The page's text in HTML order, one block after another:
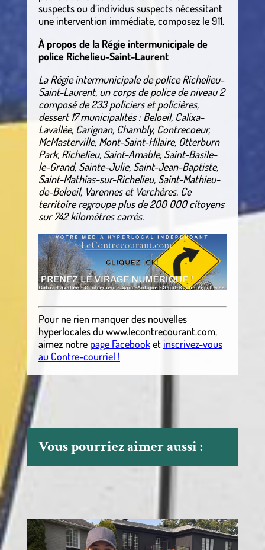
suspects ou d’individus suspects nécessitant
une intervention immédiate, composez le 911.
À propos de la Régie intermunicipale de
police Richelieu-Saint-Laurent
La Régie intermunicipale de police Richelieu-
Saint-Laurent, un corps de police de niveau 2
composé de 233 policiers et policières,
dessert 17 municipalités : Beloeil, Calixa-
Lavallée, Carignan, Chambly, Contrecoeur,
McMasterville, Mont-Saint-Hilaire, Otterburn
Park, Richelieu, Saint-Amable, Saint-Basile-
le-Grand, Sainte-Julie, Saint-Jean-Baptiste,
Saint-Mathias-sur-Richelieu, Saint-Mathieu-
de-Beloeil, Varennes et Verchères. Ce
territoire regroupe plus de 200 000 citoyens
sur 742 kilomètres carrés.
Pour ne rien manquer des nouvelles
hyperlocalesdu www.lecontrecourant.com,
aimez notre page Facebooket inscrivez-vous
au Contre-courriel !
Vous pourriez aimer aussi :